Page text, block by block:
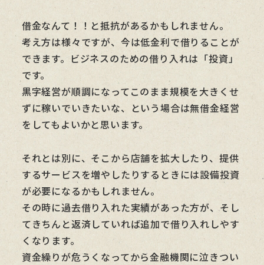
借金なんて！！と抵抗があるかもしれません。
考え方は様々ですが、今は低金利で借りることが
できます。ビジネスのための借り入れは「投資」
です。
黒字経営が順調になってこのまま規模を大きくせ
ずに稼いでいきたいな、という場合は無借金経営
をしてもよいかと思います。
それとは別に、そこから店舗を拡大したり、提供
するサービスを増やしたりするときには設備投資
が必要になるかもしれません。
その時に過去借り入れた実績があった方が、そし
てきちんと返済していれば追加で借り入れしやす
くなります。
資金繰りが危うくなってから金融機関に泣きつい